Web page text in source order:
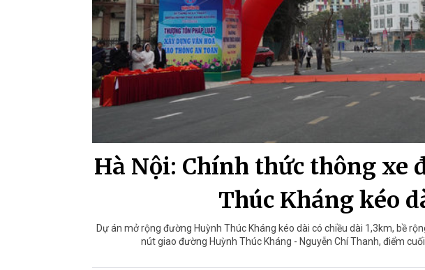
Hà Nội: Chính thức thông xe
Thúc Kháng kéo
Dự án mở rộng đường Huỳnh Thúc Kháng kéo dài có chiều dài 1,3km, bề
nút giao đường Huỳnh Thúc Kháng - Nguyễn Chí Thanh, điểm